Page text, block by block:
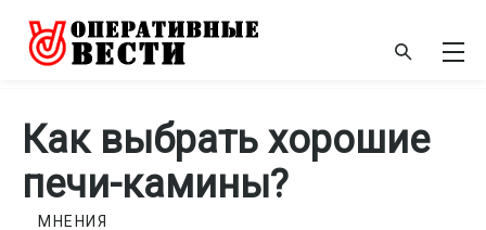
Как выбрать хорошие
печи-камины?
МНЕНИЯ